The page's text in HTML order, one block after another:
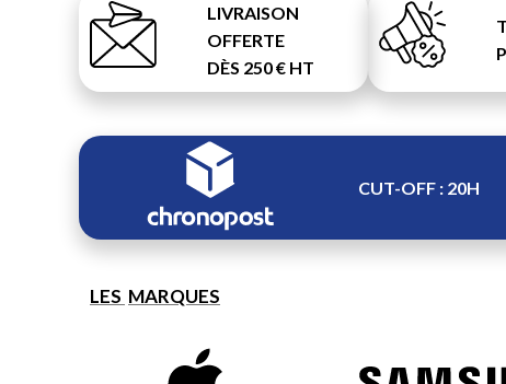
LIVRAISON
OFFERTE
DÈS 250 € HT
CUT-OFF : 20H
LES MARQUES